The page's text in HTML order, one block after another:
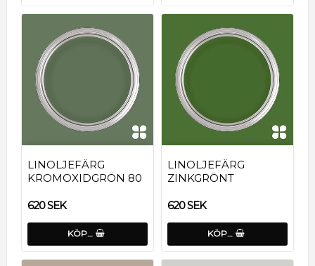
LINOLJEFÄRG
KROMOXIDGRÖN 80
620 SEK
KÖP…
LINOLJEFÄRG
ZINKGRÖNT
620 SEK
KÖP…